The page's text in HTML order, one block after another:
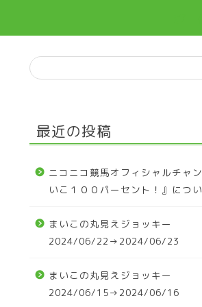
最近の投稿
ニコニコ競馬オフィシャルチャ
いこ１００パーセント！』につ
まいこの丸見えジョッキー
2024/06/22→2024/06/23
まいこの丸見えジョッキー
2024/06/15→2024/06/16